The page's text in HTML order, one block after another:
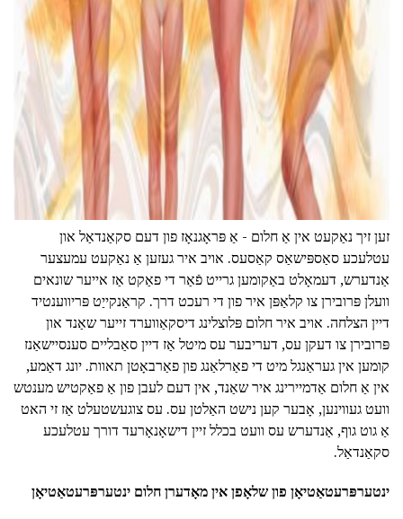
זען זיך נאַקעט אין אַ חלום - אַ פּראָגנאָז פון דעם סקאַנדאַל און
עטלעכע סאַספּישאַס קאַסעס. אויב איר געזען אַ נאַקעט עמעצער
אַנדערש, דעמאָלט באַקומען גרייט פֿאַר די פאַקט אַז אייער שונאים
וועלן פּרובירן צו קלאַפּן איר פון די רעכט דרך. קראַנקייַט פּריווענטיד
דיין הצלחה. אויב איר חלום פּלוצלינג דיסקאַווערד זייער שאַנד און
פּרובירן צו דעקן עס, דעריבער עס מיטל אַז דיין סאַבליים סענסיישאַנז
קומען אין געראַנגל מיט די פאַרלאַנג פון פאַרבאָטן תאוות. יונג דאַמע,
אין אַ חלום אַדמיירינג איר שאַנד, אין דעם לעבן פון אַ פאַקטיש מענטש
וועט געווינען, אָבער קען נישט האַלטן עס. עס צוגעשטעלט אַז זי האט
אַ גוט גוף, אַנדערש עס וועט בכלל זיין דישאָנאָרעד דורך עטלעכע
סקאַנדאַל.
ינטערפּרעטאַטיאָן פון שלאָפן אין מאָדערן חלום ינטערפּרעטאַטיאָן